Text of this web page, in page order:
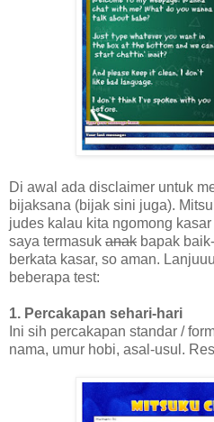
Di awal ada disclaimer untuk
bijaksana (bijak sini juga).
judes kalau kita ngomong
saya termasuk anak bapak
berkata kasar, so aman.
beberapa test:
1. Percakapan sehari-hari
Ini sih percakapan standar /
nama, umur hobi, asal-usul.